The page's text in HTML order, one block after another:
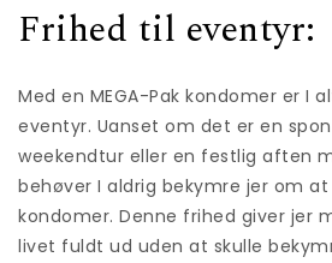
Frihed til eventyr:
Med en MEGA-Pak kondomer er I
eventyr. Uanset om det er en
weekendtur eller en festlig aften
behøver I aldrig bekymre jer om
kondomer. Denne frihed giver jer
livet fuldt ud uden at skulle